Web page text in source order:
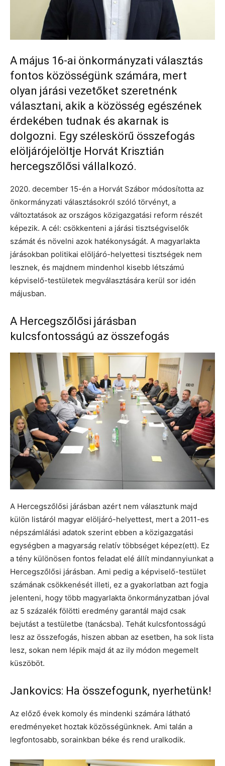
A május 16-ai önkormányzati választás
fontos közösségünk számára, mert
olyan járási vezetőket szeretnénk
választani, akik a közösség egészének
érdekében tudnak és akarnak is
dolgozni. Egy széleskörű összefogás
elöljárójelöltje Horvát Krisztián
hercegszőlősi vállalkozó.
2020. december 15-én a Horvát Szábor módosította az
önkormányzati választásokról szóló törvényt, a
változtatások az országos közigazgatási reform részét
képezik. A cél: csökkenteni a járási tisztségviselők
számát és növelni azok hatékonyságát. A magyarlakta
járásokban politikai elöljáró-helyettesi tisztségek nem
lesznek, és majdnem mindenhol kisebb létszámú
képviselő-testületek megválasztására kerül sor idén
májusban.
A Hercegszőlősi járásban
kulcsfontosságú az összefogás
A Hercegszőlősi járásban azért nem választunk majd
külön listáról magyar elöljáró-helyettest, mert a 2011-es
népszámlálási adatok szerint ebben a közigazgatási
egységben a magyarság relatív többséget képez(ett). Ez
a tény különösen fontos feladat elé állít mindannyiunkat a
Hercegszőlősi járásban. Ami pedig a képviselő-testület
számának csökkenését illeti, ez a gyakorlatban azt fogja
jelenteni, hogy több magyarlakta önkormányzatban jóval
az 5 százalék fölötti eredmény garantál majd csak
bejutást a testületbe (tanácsba). Tehát kulcsfontosságú
lesz az összefogás, hiszen abban az esetben, ha sok lista
lesz, sokan nem lépik majd át az ily módon megemelt
küszöböt.
Jankovics: Ha összefogunk, nyerhetünk!
Az előző évek komoly és mindenki számára látható
eredményeket hoztak közösségünknek. Ami talán a
legfontosabb, sorainkban béke és rend uralkodik.